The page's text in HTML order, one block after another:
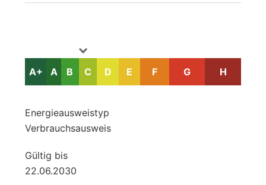
A+ A B C D E F G H
Energie­ausweistyp
Verbrauchsausweis
Gültig bis
22.06.2030